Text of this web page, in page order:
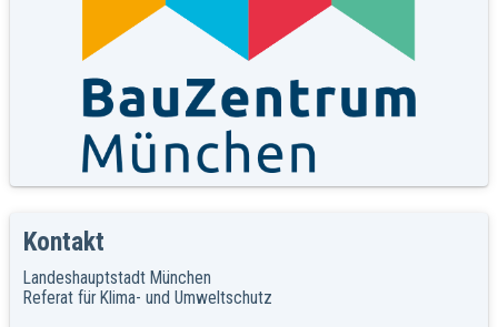
Kontakt
Landeshauptstadt München
Referat für Klima- und Umweltschutz